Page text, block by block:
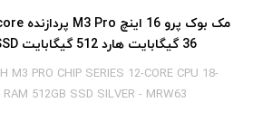
36 گیگابایت هارد 512 گیگابایت SSD نقره ای MRW63
M3 PRO CHIP SERIES 12-CORE CPU 18-
RAM 512GB SSD SILVER - MRW63